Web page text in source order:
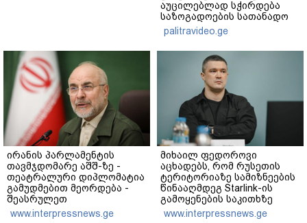
აუცილებლად სჭირდება
საზოგადოების სათანადო
რეაქცია" - ირაკლი
კობახიძე
palitravideo.ge
ირანის პარლამენტის
თავმჯდომარე აშშ-ზე -
თეატრალური დიპლომატია
გამუდმებით მეორდება -
შეასრულეთ
ვალდებულებები, მეტი
www.interpressnews.ge
მიხაილ ფედოროვი
აცხადებს, რომ რუსეთის
ტერიტორიაზე სამიზნეების
წინააღმდეგ Starlink-ის
გამოყენების საკითხზე
ილონ მასკთან
www.interpressnews.ge